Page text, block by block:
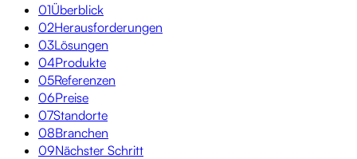
01Überblick
02Herausforderungen
03Lösungen
04Produkte
05Referenzen
06Preise
07Standorte
08Branchen
09Nächster Schritt